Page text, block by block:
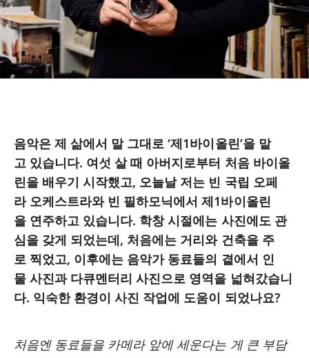
음악은 제 삶에서 말 그대로 ‘제1바이올린’을 맡
고 있습니다. 여섯 살 때 아버지로부터 처음 바이올
린을 배우기 시작했고, 오늘날 저는 빈 국립 오페
라 오케스트라와 빈 필하모닉에서 제1바이올린
을 연주하고 있습니다. 학창 시절에는 사진에도 관
심을 갖게 되었는데, 처음에는 거리와 건축을 주
로 찍었고, 이후에는 음악가 동료들의 곁에서 인
물 사진과 다큐멘터리 사진으로 영역을 넓혀갔습니
다. 익숙한 환경이 사진 작업에 도움이 되었나요?
처음엔 동료들을 카메라 앞에 세운다는 게 큰 부담